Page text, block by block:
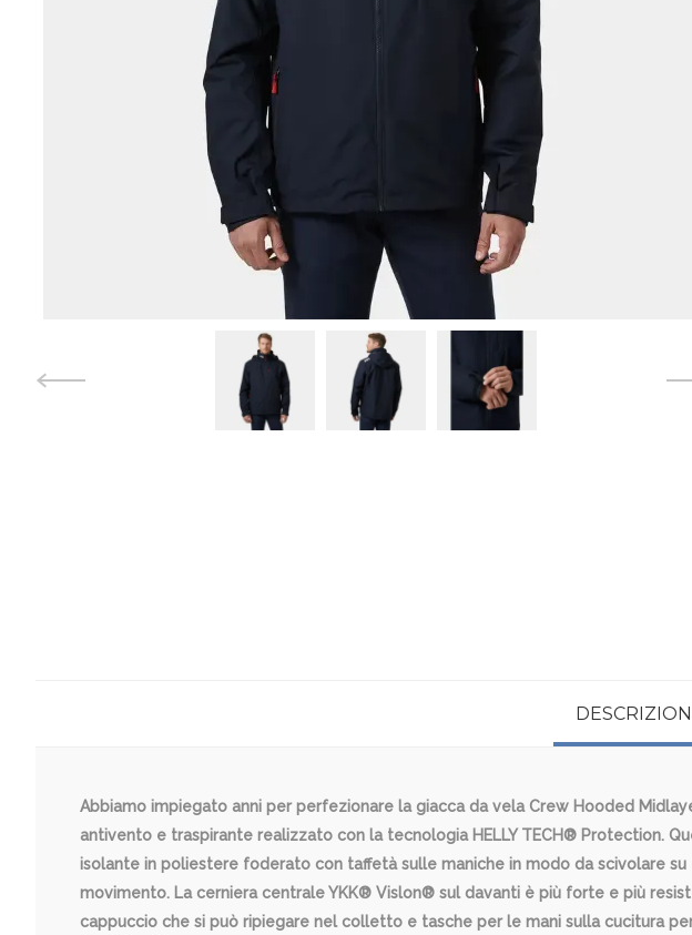
Abbiamo impiegato anni per perfezionare la giacca da vela Crew Hooded
antivento e traspirante realizzato con la tecnologia HELLY TECH® Protection.
isolante in poliestere foderato con taffetà sulle maniche in modo da scivolare
movimento. La cerniera centrale YKK® Vislon® sul davanti è più forte e più
cappuccio che si può ripiegare nel colletto e tasche per le mani sulla cucitura